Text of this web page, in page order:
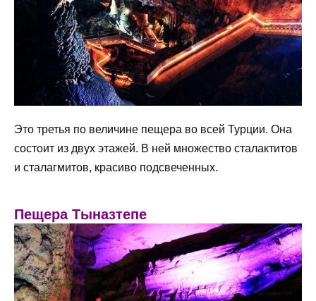
Это третья по величине пещера во всей Турции. Она
состоит из двух этажей. В ней множество сталактитов
и сталагмитов, красиво подсвеченных.
Пещера Тыназтепе